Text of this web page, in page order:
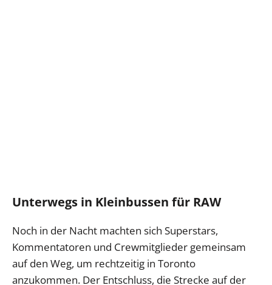
Unterwegs in Kleinbussen für RAW
Noch in der Nacht machten sich Superstars,
Kommentatoren und Crewmitglieder gemeinsam
auf den Weg, um rechtzeitig in Toronto
anzukommen. Der Entschluss, die Strecke auf der